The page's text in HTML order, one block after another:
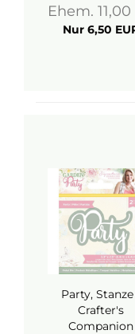
Ehem. 11,00
Nur 6,50
Party,
Crafter's
Companion